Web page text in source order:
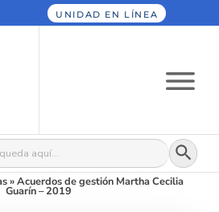
UNIDAD EN LÍNEA
Botón
»Acuerdos de gestión Martha Cecilia
Guarín – 2019